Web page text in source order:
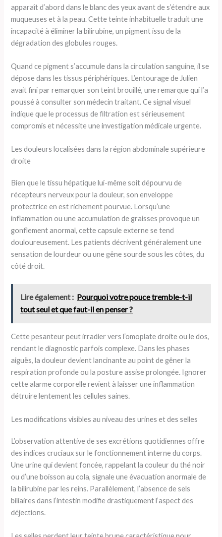
apparaît d’abord dans le blanc des yeux avant de s’étendre aux
muqueuses et à la peau. Cette teinte inhabituelle traduit une
incapacité à éliminer la bilirubine, un pigment issu de la
dégradation des globules rouges.
Quand ce pigment s’accumule dans la circulation sanguine, il se
dépose dans les tissus périphériques. L’entourage de Julien
avait fini par remarquer son teint brouillé, une remarque qui l’a
poussé à consulter son médecin traitant. Ce signal visuel
indique que le processus de filtration est sérieusement
compromis et nécessite une investigation médicale urgente.
Les douleurs localisées dans la région abdominale supérieure
droite
Bien que le tissu hépatique lui-même soit dépourvu de
récepteurs nerveux pour la douleur, son enveloppe
protectrice en est richement pourvue. Lorsqu’une
inflammation ou une accumulation de graisses provoque un
gonflement anormal, cette capsule externe se tend
douloureusement. Les patients décrivent généralement une
sensation de lourdeur ou une gêne sourde sous les côtes, du
côté droit.
Lire également : Pourquoi votre pouce tremble-t-il
tout seul et que faut-il en penser ?
Cette pesanteur peut irradier vers l’omoplate droite ou le dos,
rendant le diagnostic parfois complexe. Dans les phases
aiguës, la douleur devient lancinante au point de gêner la
respiration profonde ou la posture assise prolongée. Ignorer
cette alarme corporelle revient à laisser une inflammation
détruire lentement les cellules saines.
Les modifications visibles au niveau des urines et des selles
L’observation attentive de ses excrétions quotidiennes offre
des indices cruciaux sur le fonctionnement interne du corps.
Une urine qui devient foncée, rappelant la couleur du thé noir
ou d’une boisson au cola, signale une évacuation anormale de
la bilirubine par les reins. Parallèlement, l’absence de sels
biliaires dans l’intestin modifie drastiquement l’aspect des
déjections.